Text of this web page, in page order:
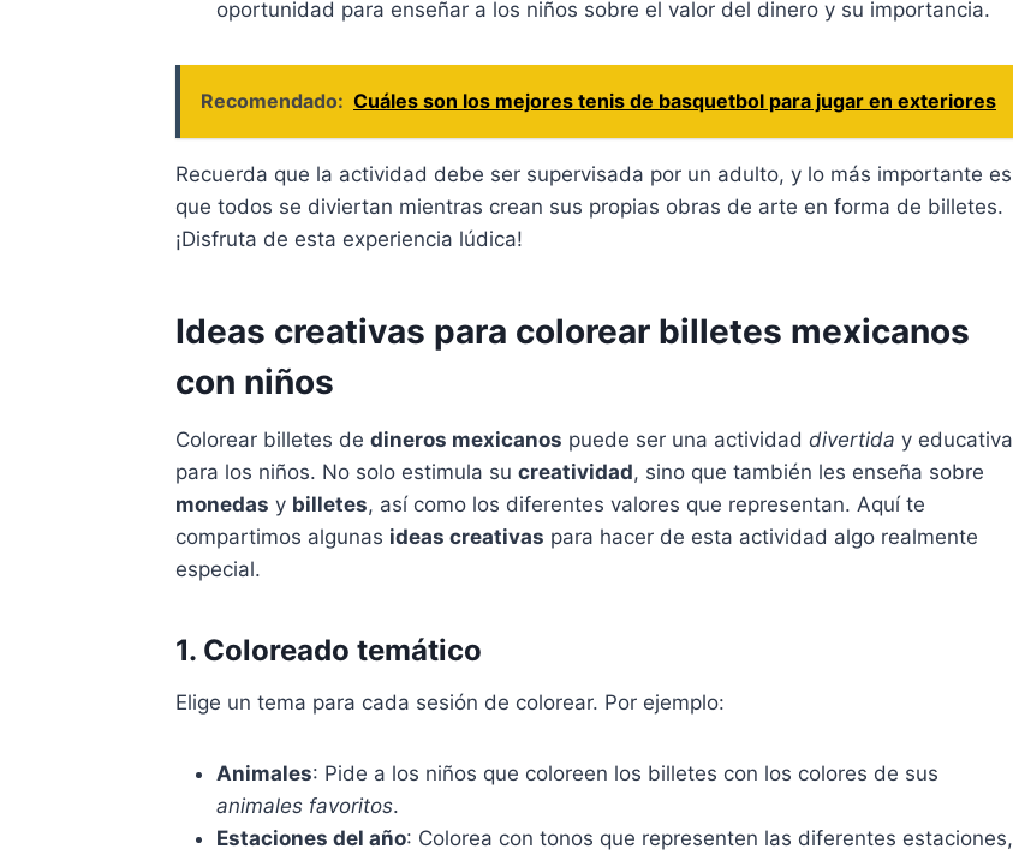
oportunidad para enseñar a los niños sobre el valor del dinero y su importancia.
Recomendado: Cuáles son los mejores tenis de basquetbol para jugar en exteriores
Recuerda que la actividad debe ser supervisada por un adulto, y lo más importante es
que todos se diviertan mientras crean sus propias obras de arte en forma de billetes.
¡Disfruta de esta experiencia lúdica!
Ideas creativas para colorear billetes mexicanos
con niños
Colorear billetes de dineros mexicanos puede ser una actividad divertida y educativa
para los niños. No solo estimula su creatividad, sino que también les enseña sobre
monedas y billetes, así como los diferentes valores que representan. Aquí te
compartimos algunas ideas creativas para hacer de esta actividad algo realmente
especial.
1. Coloreado temático
Elige un tema para cada sesión de colorear. Por ejemplo:
Animales: Pide a los niños que coloreen los billetes con los colores de sus
animales favoritos.
Estaciones del año: Colorea con tonos que representen las diferentes estaciones,